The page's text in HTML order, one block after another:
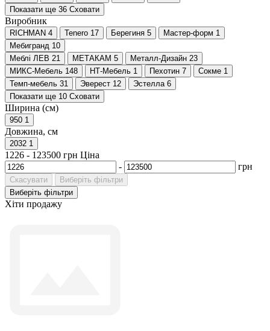
Показати ще 36 Сховати
Виробник
RICHMAN 4 Tenero 17 Берегиня 5 Мастер-форм 1
Мебигранд 10
Меблі ЛЕВ 21 МЕТАКАМ 5 Металл-Дизайн 23
МИКС-Мебель 148 НТ-Мебель 1 Пехотин 7 Сокме 1
Темп-мебель 31 Эверест 12 Эстелла 6
Показати ще 10 Сховати
Ширина (см)
950 1
Довжина, см
2032 1
1226 - 123500 грн Ціна
-
грн
Скасувати
Виберіть фільтри
Виберіть фільтри
Хіти продажу